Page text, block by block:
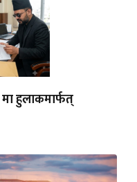
हुलाकमार्फत्